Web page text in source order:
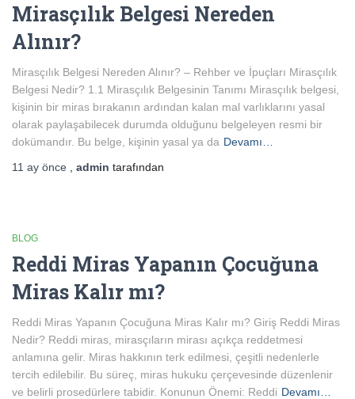
Mirasçılık Belgesi Nereden
Alınır?
Mirasçılık Belgesi Nereden Alınır? – Rehber ve İpuçları Mirasçılık
Belgesi Nedir? 1.1 Mirasçılık Belgesinin Tanımı Mirasçılık belgesi,
kişinin bir miras bırakanın ardından kalan mal varlıklarını yasal
olarak paylaşabilecek durumda olduğunu belgeleyen resmi bir
dokümandır. Bu belge, kişinin yasal ya da Devamı…
11 ay önce admin tarafından
BLOG
Reddi Miras Yapanın Çocuğuna
Miras Kalır mı?
Reddi Miras Yapanın Çocuğuna Miras Kalır mı? Giriş Reddi Miras
Nedir? Reddi miras, mirasçıların mirası açıkça reddetmesi
anlamına gelir. Miras hakkının terk edilmesi, çeşitli nedenlerle
tercih edilebilir. Bu süreç, miras hukuku çerçevesinde düzenlenir
ve belirli prosedürlere tabidir. Konunun Önemi: Reddi Devamı…